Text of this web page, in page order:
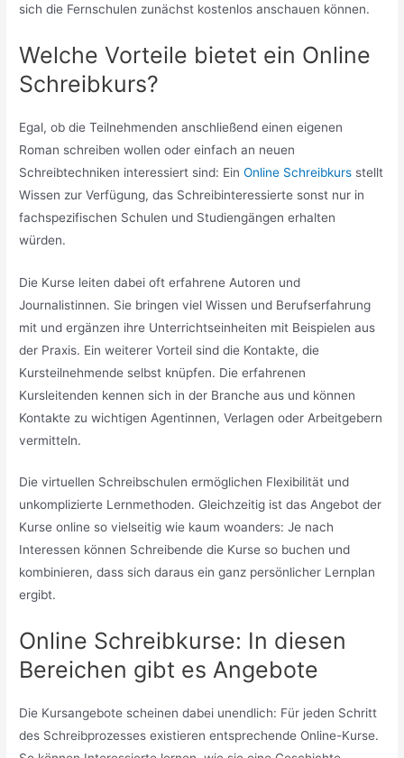
sich die Fernschulen zunächst kostenlos anschauen können.
Welche Vorteile bietet ein Online
Schreibkurs?
Egal, ob die Teilnehmenden anschließend einen eigenen
Roman schreiben wollen oder einfach an neuen
Schreibtechniken interessiert sind: EinOnline Schreibkurs stellt
Wissen zur Verfügung, das Schreibinteressierte sonst nur in
fachspezifischen Schulen und Studiengängen erhalten
würden.
Die Kurse leiten dabei oft erfahrene Autoren und
Journalistinnen. Sie bringen viel Wissen und Berufserfahrung
mit und ergänzen ihre Unterrichtseinheiten mit Beispielen aus
der Praxis. Ein weiterer Vorteil sind die Kontakte, die
Kursteilnehmende selbst knüpfen. Die erfahrenen
Kursleitenden kennen sich in der Branche aus und können
Kontakte zu wichtigen Agentinnen, Verlagen oder Arbeitgebern
vermitteln.
Die virtuellen Schreibschulen ermöglichen Flexibilität und
unkomplizierte Lernmethoden. Gleichzeitig ist das Angebot der
Kurse online so vielseitig wie kaum woanders: Je nach
Interessen können Schreibende die Kurse so buchen und
kombinieren, dass sich daraus ein ganz persönlicher Lernplan
ergibt.
Online Schreibkurse: In diesen
Bereichen gibt es Angebote
Die Kursangebote scheinen dabei unendlich: Für jeden Schritt
des Schreibprozesses existieren entsprechende Online-Kurse.